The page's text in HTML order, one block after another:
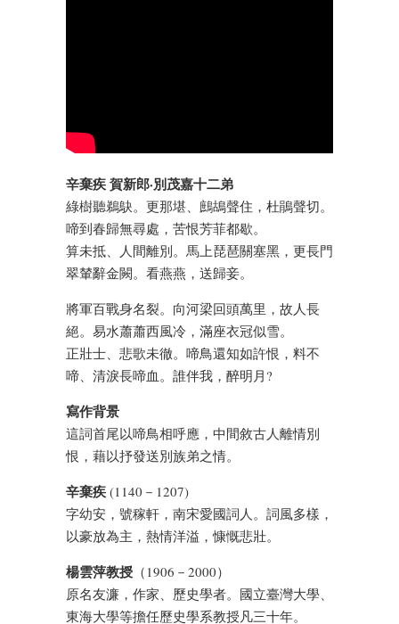
辛棄疾 賀新郎·別茂嘉十二弟
綠樹聽鵜鴃。更那堪、鷓鴣聲住，杜鵑聲切。
啼到春歸無尋處，苦恨芳菲都歇。
算未抵、人間離別。馬上琵琶關塞黑，更長門
翠輦辭金闕。看燕燕，送歸妾。
將軍百戰身名裂。向河梁回頭萬里，故人長
絕。易水蕭蕭西風冷，滿座衣冠似雪。
正壯士、悲歌未徹。啼鳥還知如許恨，料不
啼、清淚長啼血。誰伴我，醉明月?
寫作背景
這詞首尾以啼鳥相呼應，中間敘古人離情別
恨，藉以抒發送別族弟之情。
辛棄疾 (1140－1207)
字幼安，號稼軒，南宋愛國詞人。詞風多樣，
以豪放為主，熱情洋溢，慷慨悲壯。
楊雲萍教授 （1906－2000）
原名友濂，作家、歷史學者。國立臺灣大學、
東海大學等擔任歷史學系教授凡三十年。